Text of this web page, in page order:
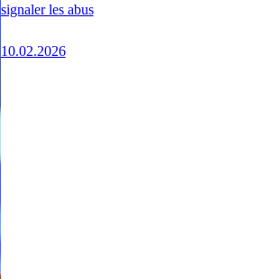
signaler les abus
10.02.2026